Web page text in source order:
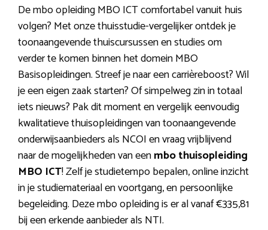
De mbo opleiding MBO ICT comfortabel vanuit huis
volgen? Met onze thuisstudie-vergelijker ontdek je
toonaangevende thuiscursussen en studies om
verder te komen binnen het domein MBO
Basisopleidingen. Streef je naar een carrièreboost? Wil
je een eigen zaak starten? Of simpelweg zin in totaal
iets nieuws? Pak dit moment en vergelijk eenvoudig
kwalitatieve thuisopleidingen van toonaangevende
onderwijsaanbieders als NCOI en vraag vrijblijvend
naar de mogelijkheden van eenmbo thuisopleiding
MBO ICT! Zelf je studietempo bepalen, online inzicht
in je studiemateriaal en voortgang, en persoonlijke
begeleiding. Deze mbo opleiding is er al vanaf €335,81
bij een erkende aanbieder als NTI.